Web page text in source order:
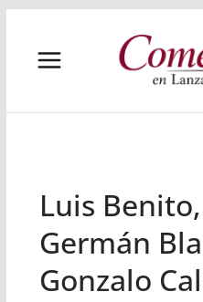
contenido
Luis
Germán
Gonzalo